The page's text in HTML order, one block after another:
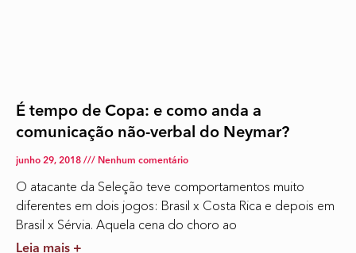
É tempo de Copa: e como anda a
comunicação não-verbal do Neymar?
junho 29, 2018 Nenhum comentário
O atacante da Seleção teve comportamentos muito
diferentes em dois jogos: Brasil x Costa Rica e depois em
Brasil x Sérvia. Aquela cena do choro ao
Leia mais +